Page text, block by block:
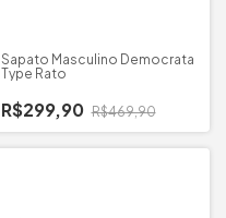
Sapato Masculino Democrata
Type Rato
R$299,90 R$469,90